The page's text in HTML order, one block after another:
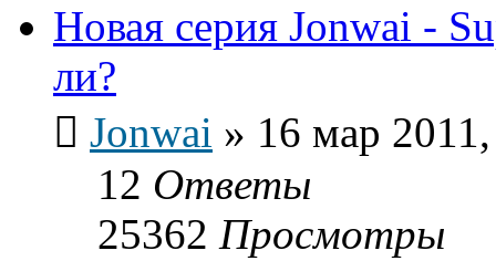
Новая серия Jonwai -
ли?
Jonwai » 16 мар
12 Ответы
25362 Просмотры